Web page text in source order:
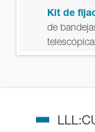
Kit de
de